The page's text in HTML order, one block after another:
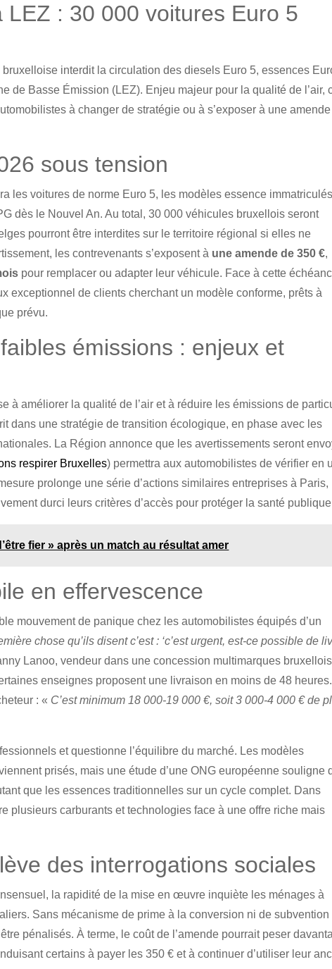
LEZ : 30 000 voitures Euro 5
interdit la circulation des diesels Euro 5, essences
de Basse Émission (LEZ). Enjeu majeur pour la qualité de l’air,
à changer de stratégie ou à s’exposer à une
sous tension
les voitures de norme Euro 5, les modèles essence immatriculés
dès le Nouvel An. Au total, 30 000 véhicules bruxellois seront
pourront être interdites sur le territoire régional si elles ne
les contrevenants s’exposent à une amende de 350 €,
pour remplacer ou adapter leur véhicule. Face à cette
exceptionnel de clients cherchant un modèle conforme, prêts à
prévu.
émissions : enjeux et
à améliorer la qualité de l’air et à réduire les émissions de
dans une stratégie de transition écologique, en phase avec les
La Région annonce que les avertissements seront
respirer Bruxelles) permettra aux automobilistes de vérifier en
prolonge une série d’actions similaires entreprises à Paris,
durci leurs critères d’accès pour protéger la santé
fier » après un match au résultat amer
en effervescence
mouvement de panique chez les automobilistes équipés d’un
chose qu’ils disent c’est : ‘c’est urgent, est-ce possible de
Lanoo, vendeur dans une concession multimarques
enseignes proposent une livraison en moins de 48 heures.
: « C’est minimum 18 000-19 000 €, soit 3 000-4 000 € de
et questionne l’équilibre du marché. Les modèles
prisés, mais une étude d’une ONG européenne souligne
que les essences traditionnelles sur un cycle complet. Dans
plusieurs carburants et technologies face à une offre riche mais
des interrogations sociales
la rapidité de la mise en œuvre inquiète les ménages à
Sans mécanisme de prime à la conversion ni de subvention
pénalisés. À terme, le coût de l’amende pourrait peser
certains à payer les 350 € et à continuer d’utiliser leur